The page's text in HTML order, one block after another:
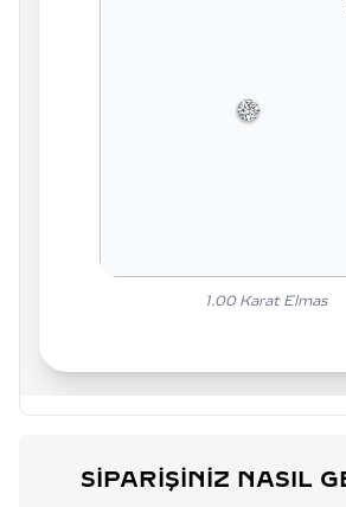
1.00Karat Elmas
SIPARIŞINIZ NASIL